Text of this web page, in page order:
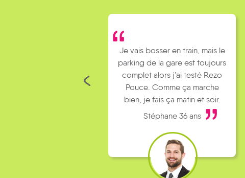
Je vais bosser en train, mais le
parking de la gare est toujours
complet alors j’ai testé Rezo
Pouce. Comme ça marche
bien, je fais ça matin et soir.
Stéphane 36 ans